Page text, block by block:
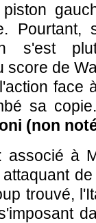
Pourtant,
s'est
de
face
sa
(non
: associé à
trouvé,